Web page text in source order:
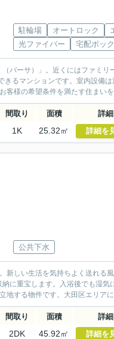
駐輪場 オートロック
光ファイバー
宅配ボッ
バーサ）」。近くにはファミリ
るマンションです。室内設備
客様の希望条件を満たす住まい
間取り 面積 詳細
1K 25.32㎡ 詳細を
公共下水
新しい生活を気持ちよく送れる
に重宝します。入浴後でも湿気
地する物件です。大田区エリア
間取り 面積 詳細
2DK 45.92㎡ 詳細を